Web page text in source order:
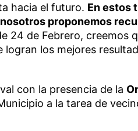
hacia el futuro. En estos
proponemos
24 de Febrero, creemos
los mejores
con la presencia de la
a la tarea de